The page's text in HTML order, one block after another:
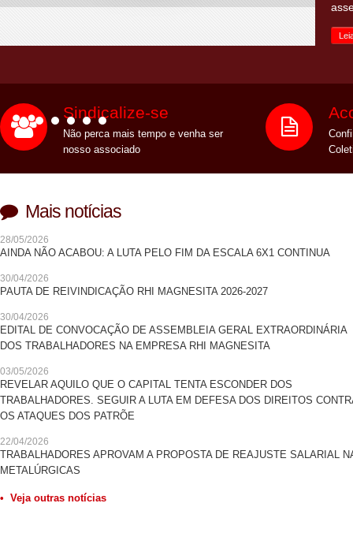
Sindicalize-se
Não perca mais tempo e venha ser
nosso associado
Mais notícias
28/05/2026
AINDA NÃO ACABOU: A LUTA PELO FIM DA ESCALA 6X1 CONTINUA
30/04/2026
PAUTA DE REIVINDICAÇÃO RHI MAGNESITA 2026-2027
30/04/2026
EDITAL DE CONVOCAÇÃO DE ASSEMBLEIA GERAL EXTRAORDINÁRIA
DOS TRABALHADORES NA EMPRESA RHI MAGNESITA
03/05/2026
REVELAR AQUILO QUE O CAPITAL TENTA ESCONDER DOS
TRABALHADORES. SEGUIR A LUTA EM DEFESA DOS DIREITOS
OS ATAQUES DOS PATRÕE
22/04/2026
TRABALHADORES APROVAM A PROPOSTA DE REAJUSTE SALARIAL
METALÚRGICAS
• Veja outras notícias